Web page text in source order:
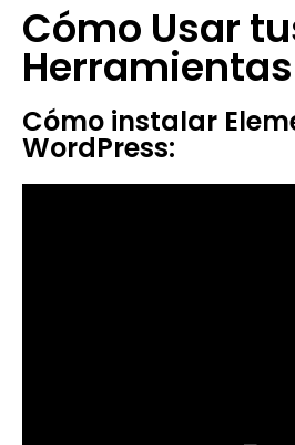
Cómo Usar
Herramientas
Cómo instalar
WordPress: